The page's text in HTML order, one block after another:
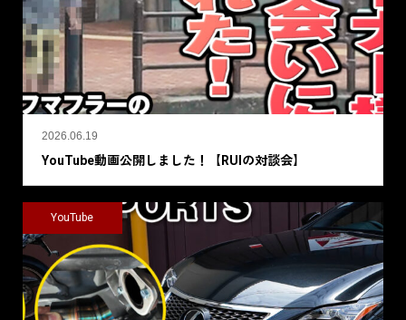
2026.06.19
YouTube動画公開しました！【RUIの対談会】
YouTube